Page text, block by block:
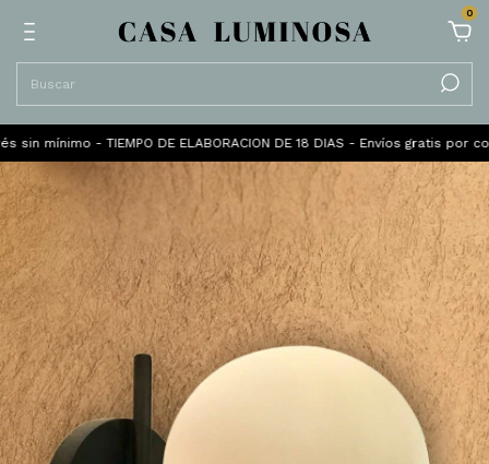
0
- TIEMPO DE ELABORACION DE 18 DIAS - Envíos gratis por